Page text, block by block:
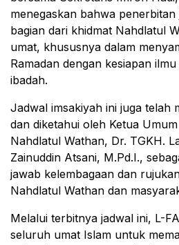
menegaskan bahwa
bagian dari khidmat Nahdlatul
umat, khususnya dalam
Ramadan dengan kesiapan
ibadah.
Jadwal imsakiyah ini juga telah
dan diketahui oleh Ketua
Nahdlatul Wathan, Dr. TGKH.
Zainuddin Atsani, M.Pd.I.,
jawab kelembagaan dan
Nahdlatul Wathan dan
Melalui terbitnya jadwal ini, L-
seluruh umat Islam untuk